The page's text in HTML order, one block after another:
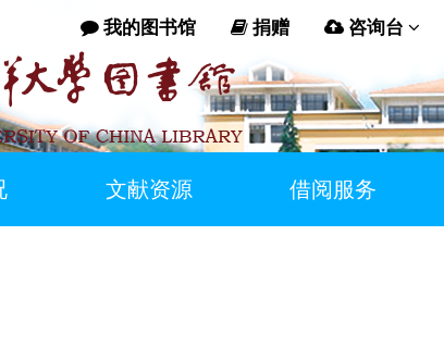
我的图书馆 捐赠 咨询台
文献资源 借阅服务